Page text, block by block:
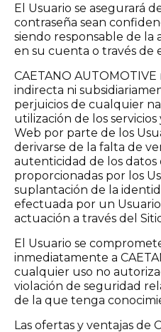
El Usuario se asegurará
contraseña sean
siendo responsable de la
en su cuenta o través de
CAETANO
indirecta ni
perjuicios de cualquier
utilización de los
Web por parte de los
derivarse de la falta de
autenticidad de los datos
proporcionadas por los
suplantación de la
efectuada por un
actuación a través del
El Usuario se
inmediatamente a
cualquier uso no
violación de seguridad
de la que tenga
Las ofertas y ventajas de